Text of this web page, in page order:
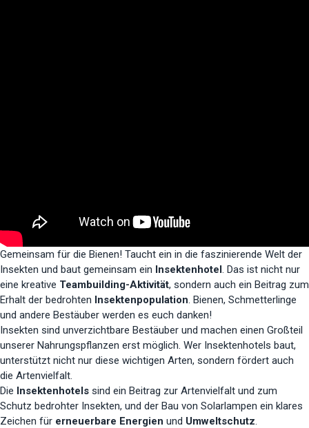
Gemeinsam für die Bienen! Taucht ein in die faszinierende Welt der
Insekten und baut gemeinsam ein Insektenhotel. Das ist nicht nur
eine kreative Teambuilding-Aktivität, sondern auch ein Beitrag zum
Erhalt der bedrohten Insektenpopulation. Bienen, Schmetterlinge
und andere Bestäuber werden es euch danken!
Insekten sind unverzichtbare Bestäuber und machen einen Großteil
unserer Nahrungspflanzen erst möglich. Wer Insektenhotels baut,
unterstützt nicht nur diese wichtigen Arten, sondern fördert auch
die Artenvielfalt.
Die Insektenhotels sind ein Beitrag zur Artenvielfalt und zum
Schutz bedrohter Insekten, und der Bau von Solarlampen ein klares
Zeichen für erneuerbare Energien und Umweltschutz.